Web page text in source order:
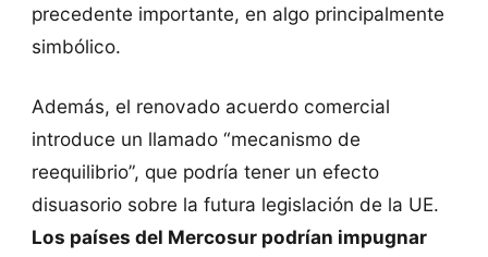
precedente importante, en algo principalmente
simbólico.
Además, el renovado acuerdo comercial
introduce un llamado “mecanismo de
reequilibrio”, que podría tener un efecto
disuasorio sobre la futura legislación de la UE.
Los países del Mercosur podrían impugnar